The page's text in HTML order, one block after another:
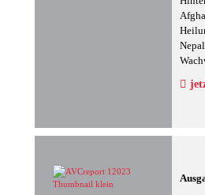
Nepal